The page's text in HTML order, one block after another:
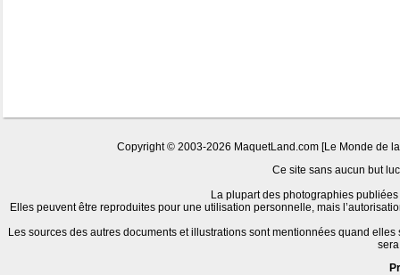
Copyright © 2003-2026 MaquetLand.com [Le Monde de
Ce site sans aucun but
La plupart des photographies
Elles peuvent être reproduites pour une utilisation personnelle, mais
Les sources des autres documents et illustrations sont mentionnées quand